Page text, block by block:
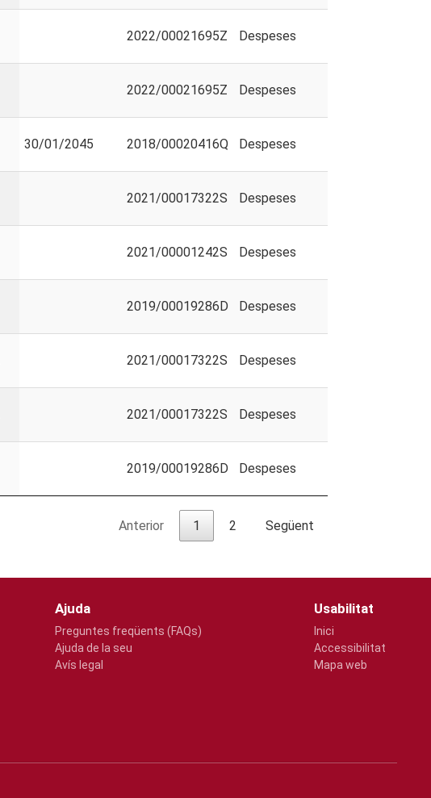
2022/00021695Z Despeses
2022/00021695Z Despeses
30/01/2045 2018/00020416Q Despeses
2021/00017322S Despeses
2021/00001242S Despeses
2019/00019286D Despeses
2021/00017322S Despeses
2021/00017322S Despeses
2019/00019286D Despeses
Anterior 1 2 Següent
Ajuda
Preguntes freqüents (FAQs)
Ajuda de la seu
Avís legal
Usabilitat
Inici
Accessibilitat
Mapa web